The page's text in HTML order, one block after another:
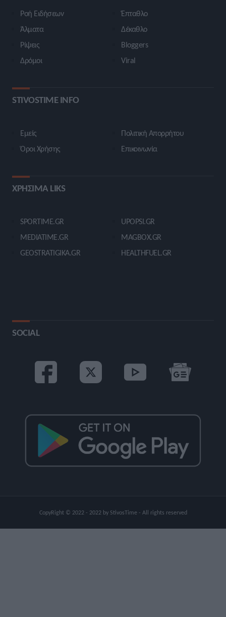
Ροή Ειδήσεων
Άλματα
Ρίψεις
Δρόμοι
Έπταθλο
Δέκαθλο
Bloggers
Viral
STIVOSTIME INFO
Εμείς
Όροι Χρήσης
Πολιτική Απορρήτου
Επικοινωνία
ΧΡΗΣΙΜΑ LIKS
SPORTIME.GR
MEDIATIME.GR
GEOSTRATIGIKA.GR
UPOPSI.GR
MAGBOX.GR
HEALTHFUEL.GR
SOCIAL
CopyRight © 2022 - 2022 by StivosTime - All rights reserved